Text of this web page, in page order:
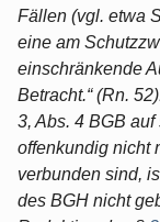
Fällen (vgl. etwa
eine am
einschränkende
Betracht.“ (Rn.
3, Abs. 4 BGB
offenkundig nicht
verbunden sind,
des BGH nicht